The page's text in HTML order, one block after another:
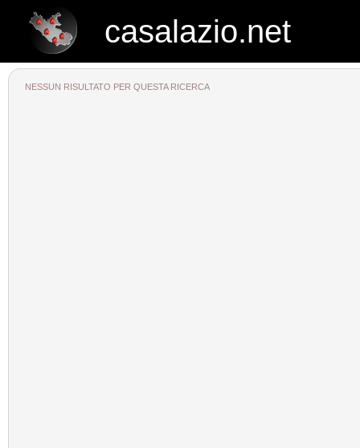
casalazio.net
NESSUN RISULTATO PER QUESTA RICERCA
casalazio.net